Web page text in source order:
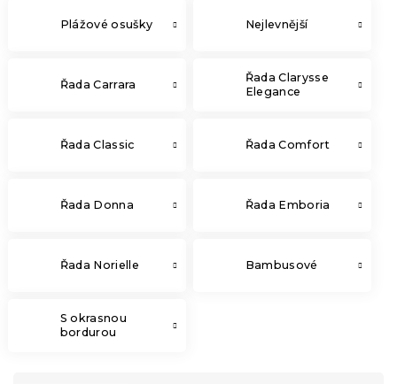
Plážové osušky Nejlevnější
Řada Carrara
Řada Clarysse
Elegance
Řada Classic Řada Comfort
Řada Donna Řada Emboria
Řada Norielle Bambusové
S okrasnou
bordurou